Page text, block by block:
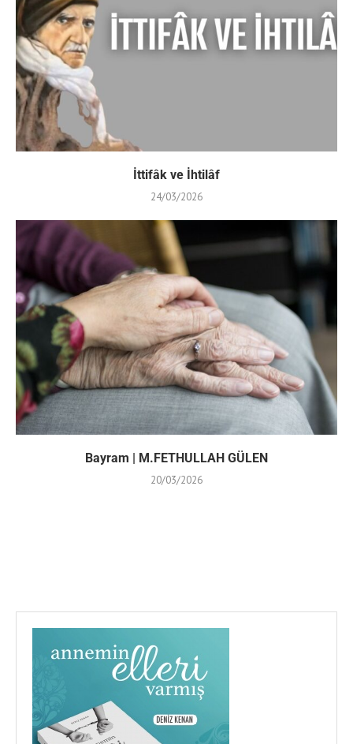
İttifâk ve İhtilâf
24/03/2026
Bayram | M.FETHULLAH GÜLEN
20/03/2026